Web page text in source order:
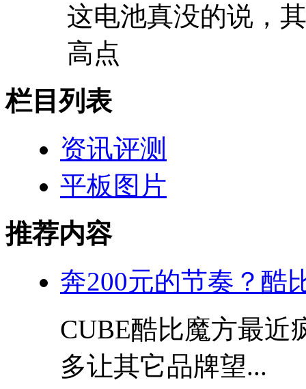
这电池真没的说，
高点
栏目列表
资讯评测
平板图片
推荐内容
奔200元的节奏？酷
CUBE酷比魔方最近
多让其它品牌望...